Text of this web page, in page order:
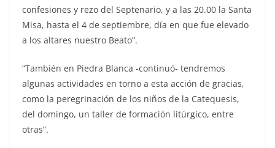
confesiones y rezo del Septenario, y a las 20.00 la Santa
Misa, hasta el 4 de septiembre, día en que fue elevado
a los altares nuestro Beato”.
“También en Piedra Blanca -continuó- tendremos
algunas actividades en torno a esta acción de gracias,
como la peregrinación de los niños de la Catequesis,
del domingo, un taller de formación litúrgico, entre
otras”.